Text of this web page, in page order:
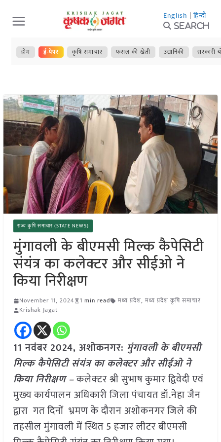
Skip
to
content
English | हिन्दी
Search
होम ई-पेपर कृषि समाचार फसल की खेती उद्यानिकी सरकारी
राज्य कृषि समाचार (STATE NEWS)
मुंगावली के बीएमसी मिल्क कैपेसिटी
संयंत्र का कलेक्टर और सीईओ ने
किया निरीक्षण
November 11, 2024 1 min read मध्य प्रदेश, मध्य प्रदेश कृषि समाचार
Krishak Jagat
11 नवंबर 2024, अशोकनगर: मुंगावली के बीएमसी
मिल्क कैपेसिटी संयंत्र का कलेक्टर और सीईओ ने
किया निरीक्षण –कलेक्‍टर श्री सुभाष कुमार द्विवेदी एवं
मुख्‍य कार्यपालन अधिकारी जिला पंचायत डॉ.नेहा जैन
द्वारा गत दिनों भ्रमण के दौरान अशोकनगर जिले की
तहसील मुंगावली में स्थित 5 हजार लीटर बीएमसी